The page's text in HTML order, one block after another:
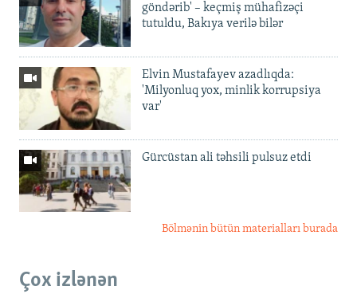
göndərib' – keçmiş mühafizəçi
tutuldu, Bakıya verilə bilər
Elvin Mustafayev azadlıqda:
'Milyonluq yox, minlik korrupsiya
var'
Gürcüstan ali təhsili pulsuz etdi
Bölmənin bütün materialları burada
Çox izlənən